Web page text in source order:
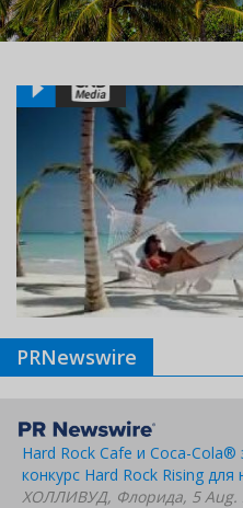
PRNewswire
Hard Rock Cafe и Coca-
конкурс Hard Rock Rising
ХОЛЛИВУД, Флорида, 5 Aug.